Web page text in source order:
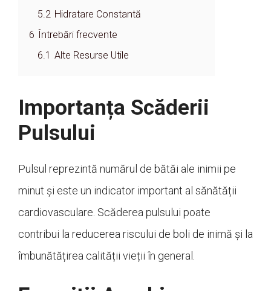
5.2 Hidratare Constantă
6 Întrebări frecvente
6.1 Alte Resurse Utile
Importanța Scăderii
Pulsului
Pulsul reprezintă numărul de bătăi ale inimii pe
minut și este un indicator important al sănătății
cardiovasculare. Scăderea pulsului poate
contribui la reducerea riscului de boli de inimă și la
îmbunătățirea calității vieții în general.